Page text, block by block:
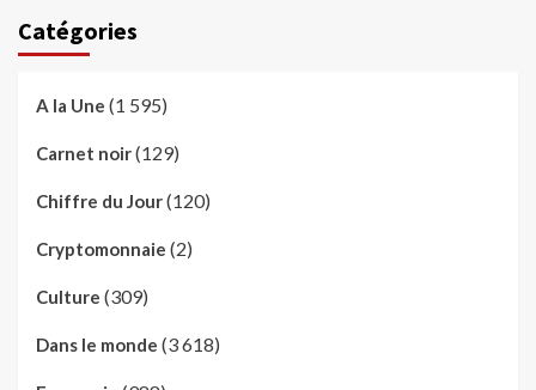
Catégories
A la Une (1 595)
Carnet noir(129)
Chiffre du Jour(120)
Cryptomonnaie (2)
Culture (309)
Dans le monde (3 618)